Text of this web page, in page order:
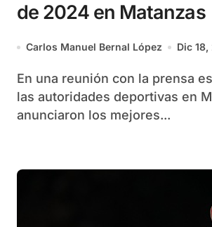
de 2024 en Matanzas
Carlos Manuel Bernal López Dic
En una reunión con la prensa especializada,
las autoridades deportivas en
anunciaron los mejores...